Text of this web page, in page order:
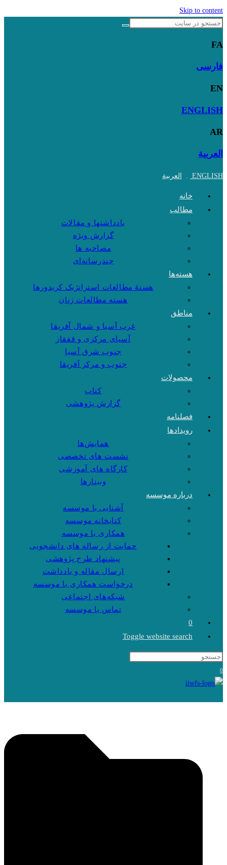
Skip to content
FA
فارسی
EN
ENGLISH
AR
العربية
ENGLISH
. العربية
خانه
مطالب
یادداشتها و مقالات
گزارش ویژه
مصاحبه ها
چندرسانه‌ای
هسته‌ها
هستهٔ مطالعات استراتژیک کریدورها
هسته مطالعات زنان
مناطق
غرب آسیا و شمال آفریقا
آسیای مرکزی و قفقاز
جنوب شرق آسیا
جنوب و مرکز آفریقا
محصولات
کتاب
گزارش پژوهشی
فصلنامه
رویدادها
همایش‌ها
نشست های تخصصی
کارگاه های آموزشی
وبینارها
درباره موسسه
آشنایی با موسسه
کتابخانه موسسه
همکاری با موسسه
حمایت از رساله های دانشجویی
پیشنهاد طرح پژوهشی
ارسال مقاله و یادداشت
درخواست همکاری با موسسه
شبکه‌های اجتماعی
تماس با موسسه
0
Toggle website search
0